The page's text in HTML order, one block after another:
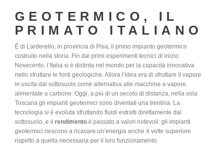
GEOTERMICO, IL
PRIMATO ITALIANO
È di Larderello, in provincia di Pisa, il primo impianto geotermico
costruito nella storia. Fin dai primi esperimenti tecnici di inizio
Novecento, l’Italia si è distinta nel mondo per la capacità innovativa
nello sfruttare le fonti geologiche. Allora l’idea era di sfruttare il vapore
in uscita dal sottosuolo come alternativa alle macchine a vapore
alimentate a carbone. Oggi, a più di un secolo di distanza, nella sola
Toscana gli impianti geotermici sono diventati una trentina. La
tecnologia si è evoluta sfruttando fluidi estratti direttamente dal
sottosuolo, e il rendimento è passato a valori notevoli: gli impianti
geotermici riescono a ricavare un’energia anche 4 volte superiore
rispetto a quella necessaria per il loro funzionamento.